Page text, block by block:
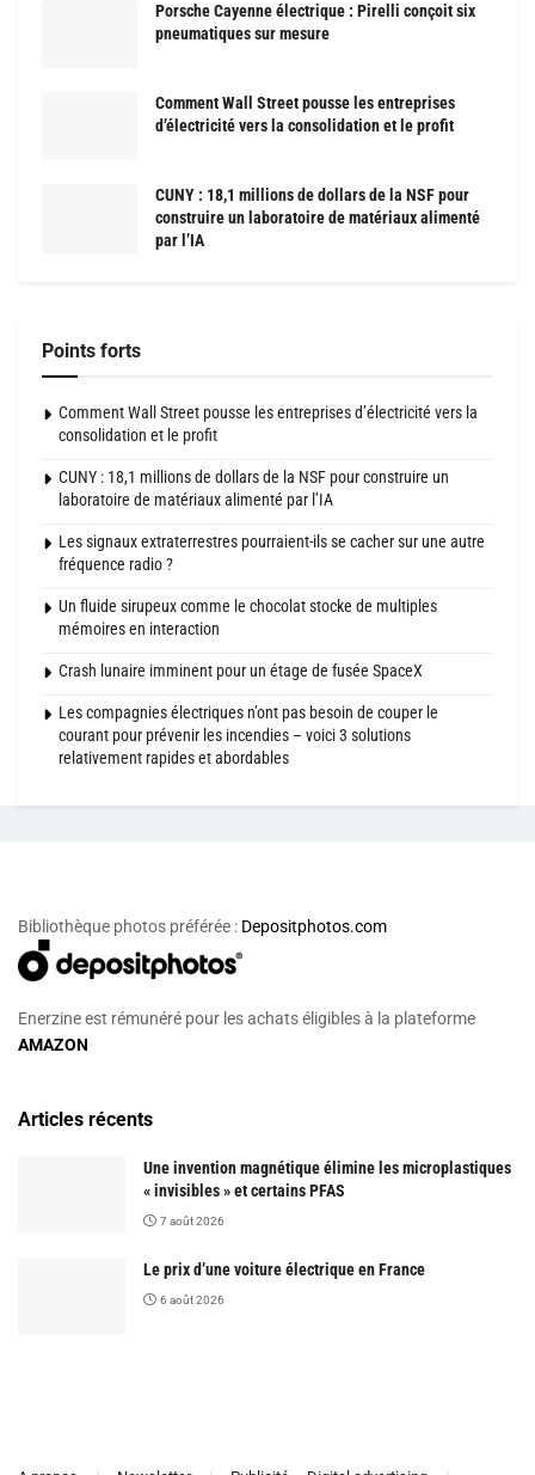
Porsche Cayenne électrique : Pirelli conçoit six
pneumatiques sur mesure
Comment Wall Street pousse les entreprises
d’électricité vers la consolidation et le profit
CUNY : 18,1 millions de dollars de la NSF pour
construire un laboratoire de matériaux alimenté
par l’IA
Points forts
Comment Wall Street pousse les entreprises d’électricité vers la
consolidation et le profit
CUNY : 18,1 millions de dollars de la NSF pour construire un
laboratoire de matériaux alimenté par l’IA
Les signaux extraterrestres pourraient-ils se cacher sur une autre
fréquence radio ?
Un fluide sirupeux comme le chocolat stocke de multiples
mémoires en interaction
Crash lunaire imminent pour un étage de fusée SpaceX
Les compagnies électriques n’ont pas besoin de couper le
courant pour prévenir les incendies – voici 3 solutions
relativement rapides et abordables
Bibliothèque photos préférée : Depositphotos.com
Enerzine est rémunéré pour les achats éligibles à la plateforme
AMAZON
Articles récents
Une invention magnétique élimine les microplastiques
« invisibles » et certains PFAS
7 août 2026
Le prix d’une voiture électrique en France
6 août 2026